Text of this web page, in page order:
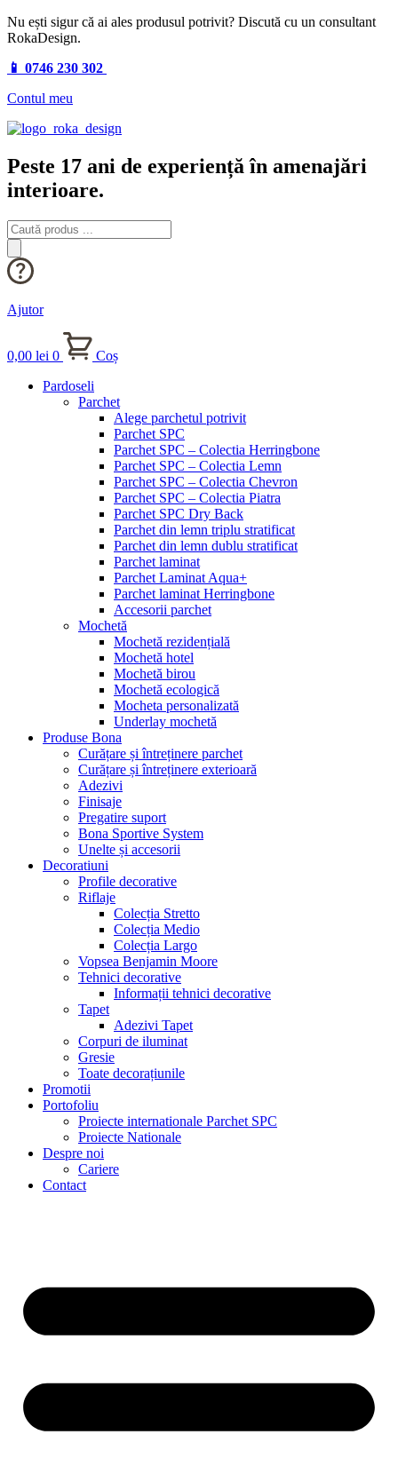
Nu ești sigur că ai ales produsul potrivit? Discută cu un consultant
RokaDesign.
📱 0746 230 302
Contul meu
Peste 17 ani de experiență în amenajări
interioare.
Products
search
Ajutor
0,00 lei 0
Coș
Pardoseli
Parchet
Alege parchetul potrivit
Parchet SPC
Parchet SPC – Colectia Herringbone
Parchet SPC – Colectia Lemn
Parchet SPC – Colectia Chevron
Parchet SPC – Colectia Piatra
Parchet SPC Dry Back
Parchet din lemn triplu stratificat
Parchet din lemn dublu stratificat
Parchet laminat
Parchet Laminat Aqua+
Parchet laminat Herringbone
Accesorii parchet
Mochetă
Mochetă rezidențială
Mochetă hotel
Mochetă birou
Mochetă ecologică
Mocheta personalizată
Underlay mochetă
Produse Bona
Curățare și întreținere parchet
Curățare și întreținere exterioară
Adezivi
Finisaje
Pregatire suport
Bona Sportive System
Unelte și accesorii
Decoratiuni
Profile decorative
Riflaje
Colecția Stretto
Colecția Medio
Colecția Largo
Vopsea Benjamin Moore
Tehnici decorative
Informații tehnici decorative
Tapet
Adezivi Tapet
Corpuri de iluminat
Gresie
Toate decorațiunile
Promotii
Portofoliu
Proiecte internationale Parchet SPC
Proiecte Nationale
Despre noi
Cariere
Contact